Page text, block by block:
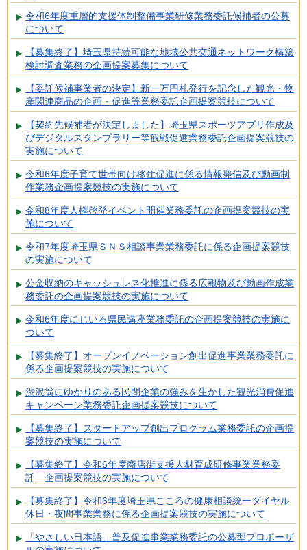
令和6年度重層的支援体制整備事業研修業務委託候補者の公募
について
【募集終了】埼玉県持続可能な地域公共交通ネットワーク構築
検討調査業務の企画提案募集について
【委託候補事業者の決定】新一万円札発行を記念した観光・物
産関連商品の企画・促進等業務委託企画提案競技について
【契約先候補者が決定しました】埼玉県スポーツアプリ作成及
びデジタルスタンプラリー等観戦促進業務委託企画提案競技の
実施について
令和6年度子育て世帯向け移住促進に係る情報発信及び動画制
作業務企画提案競技の実施について
令和8年度人権啓発イベント開催業務委託の企画提案競技の実
施について
令和7年度埼玉県ＳＮＳ相談事業業務委託に係る企画提案競技
の実施について
公金収納のキャッシュレス化推進に係る広報物及び動画作成業
務委託の企画提案競技の実施について
令和6年度にじいろ県民講座業務委託の企画提案競技の実施に
ついて
【募集終了】オープンイノベーション創出促進事業業務委託に
係る企画提案競技の実施について
渋沢翁にゆかりのある民間企業の強みを生かした観光消費促進
キャンペーン業務委託企画提案競技について
【募集終了】スタートアップ創出プログラム業務委託の企画提
案競技の実施について
【募集終了】令和6年度商店街支援人材育成研修事業業務委
託 企画提案競技の実施について
【募集終了】令和6年度埼玉県こころの健康相談統一ダイヤル
休日・夜間事業業務に係る企画提案競技の実施について
「やさしい日本語」普及促進事業業務委託の公募型プロポーザ